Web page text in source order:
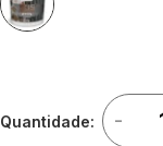
Quantidade: -